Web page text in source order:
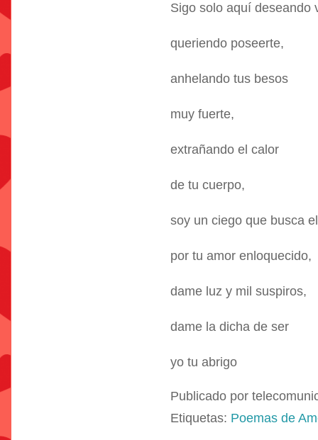
Sigo solo aquí deseando
queriendo poseerte,
anhelando tus besos
muy fuerte,
extrañando el calor
de tu cuerpo,
soy un ciego que busca
por tu amor enloquecido,
dame luz y mil suspiros,
dame la dicha de ser
yo tu abrigo
Publicado por
Etiquetas: Poemas de